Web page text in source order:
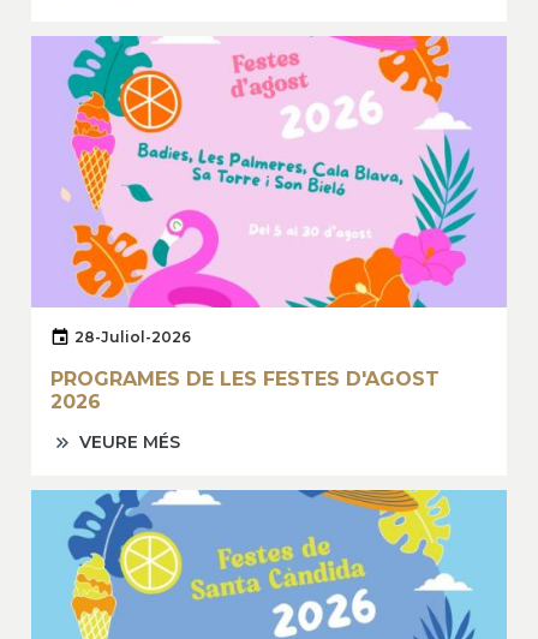
28-Juliol-2026
PROGRAMES DE LES FESTES D'AGOST
2026
VEURE MÉS